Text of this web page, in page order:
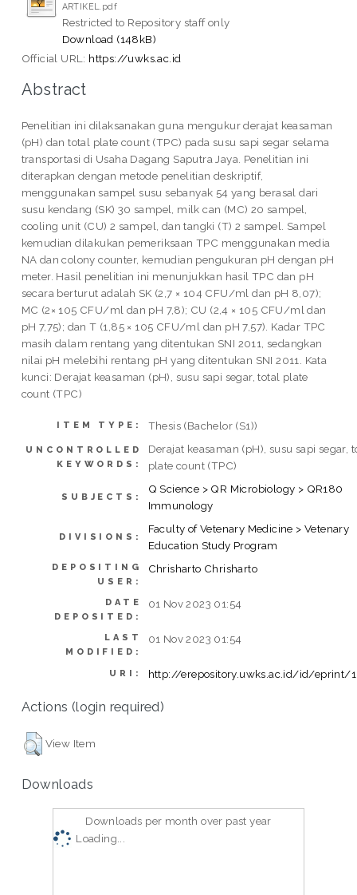
ARTIKEL.pdf
Restricted to Repository staff only
Download (148kB)
Official URL: https://uwks.ac.id
Abstract
Penelitian ini dilaksanakan guna mengukur derajat keasaman
(pH) dan total plate count (TPC) pada susu sapi segar selama
transportasi di Usaha Dagang Saputra Jaya. Penelitian ini
diterapkan dengan metode penelitian deskriptif,
menggunakan sampel susu sebanyak 54 yang berasal dari
susu kendang (SK) 30 sampel, milk can (MC) 20 sampel,
cooling unit (CU) 2 sampel, dan tangki (T) 2 sampel. Sampel
kemudian dilakukan pemeriksaan TPC menggunakan media
NA dan colony counter, kemudian pengukuran pH dengan pH
meter. Hasil penelitian ini menunjukkan hasil TPC dan pH
secara berturut adalah SK (2,7 × 104 CFU/ml dan pH 8,07);
MC (2× 105 CFU/ml dan pH 7,8); CU (2,4 × 105 CFU/ml dan
pH 7,75); dan T (1,85 × 105 CFU/ml dan pH 7,57). Kadar TPC
masih dalam rentang yang ditentukan SNI 2011, sedangkan
nilai pH melebihi rentang pH yang ditentukan SNI 2011. Kata
kunci: Derajat keasaman (pH), susu sapi segar, total plate
count (TPC)
ITEM TYPE: Thesis (Bachelor (S1))
UNCONTROLLED
KEYWORDS:
Derajat keasaman (pH), susu sapi segar,
plate count (TPC)
SUBJECTS:
Q Science > QR Microbiology > QR180
Immunology
DIVISIONS:
Faculty of Vetenary Medicine > Vetenary
Education Study Program
DEPOSITING
USER:
Chrisharto Chrisharto
DATE
DEPOSITED:
01 Nov 2023 01:54
LAST
MODIFIED:
01 Nov 2023 01:54
URI: http://erepository.uwks.ac.id/id/eprint/
Actions (login required)
View Item
Downloads
Downloads per month over past year
Loading...